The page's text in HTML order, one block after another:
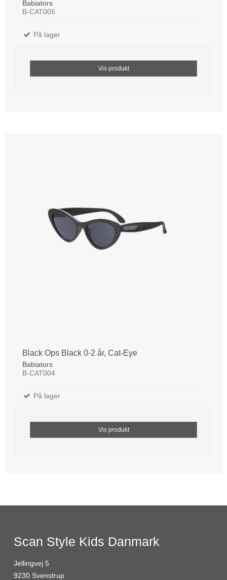
Babiators
B-CAT005
På lager
Vis produkt
Black Ops Black 0-2 år, Cat-Eye
Babiators
B-CAT004
På lager
Vis produkt
Scan Style Kids Danmark
Jellingvej 5
9230 Svenstrup